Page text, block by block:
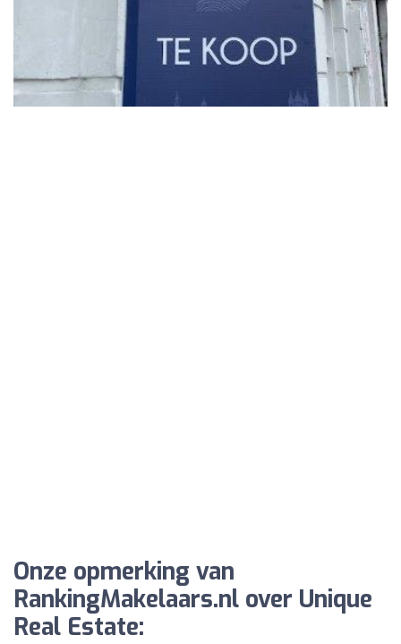
Onze opmerking van
RankingMakelaars.nl over Unique
Real Estate: